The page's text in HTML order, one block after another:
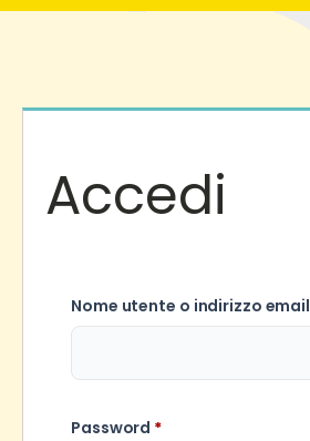
Accedi
Nome utente o indirizzo email
Password *Richiesto